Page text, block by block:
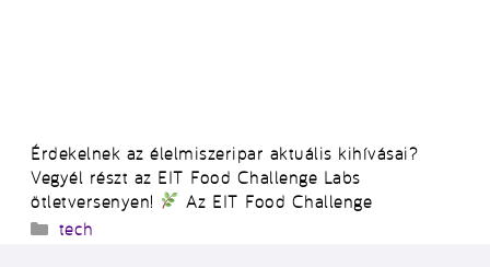
Érdekelnek az élelmiszeripar aktuális kihívásai?
Vegyél részt az EIT Food Challenge Labs
ötletversenyen!
Az EIT Food Challenge
Kategória
tech